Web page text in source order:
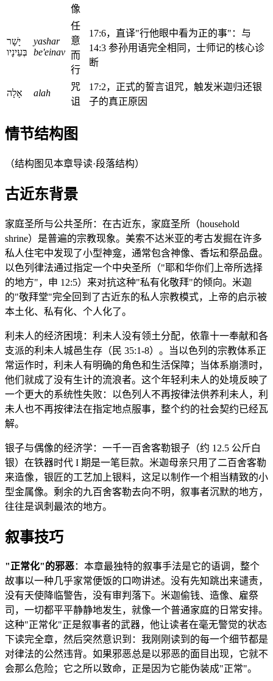
像
יָשָׁר
בְּעֵינָיו
yashar
be'einav
任
意
而
行
17:6，直译"行他眼中看为正的事"：与
14:3 参孙用语完全相同，士师记的核心诊
断
אָלָה alah
咒
诅
17:2，正式的誓言诅咒，触发米迦归还银
子的真正原因
情节结构图
（结构图见本章导读·段落结构）
古近东背景
家庭圣所与公共圣所：在古近东，家庭圣所（household
shrine）是普遍的宗教现象。美索不达米亚的考古发掘在许多
私人住宅中发现了小型神龛，通常包含神像、香坛和祭品盘。
以色列律法通过指定一个中央圣所（"耶和华你们上帝所选择
的地方"，申 12:5）来对抗这种"私有化敬拜"的倾向。米迦
的"敬拜堂"完全回到了古近东的私人宗教模式，上帝的启示被
本土化、私有化、个人化了。
利未人的经济困境：利未人没有领土分配，依靠十一奉献和各
支派的利未人城邑生存（民 35:1-8）。当以色列的宗教体系正
常运作时，利未人有明确的角色和生活保障；当体系崩溃时，
他们就成了没有生计的流浪者。这个年轻利未人的处境反映了
一个更大的系统性失败：以色列人不再按律法供养利未人，利
未人也不再按律法在指定地点服事，整个约的社会契约已经瓦
解。
银子与偶像的经济学：一千一百舍客勒银子（约 12.5 公斤白
银）在铁器时代 I 期是一笔巨款。米迦母亲只用了二百舍客勒
来造像，银匠的工艺加上银料，这足以制作一个相当精致的小
型金属像。剩余的九百舍客勒去向不明，叙事者沉默的地方，
往往是讽刺最浓的地方。
叙事技巧
"正常化"的邪恶：本章最独特的叙事手法是它的语调，整个
故事以一种几乎家常便饭的口吻讲述。没有先知跳出来谴责，
没有天使降临警告，没有审判落下。米迦偷钱、造像、雇祭
司，一切都平平静静地发生，就像一个普通家庭的日常安排。
这种"正常化"正是叙事者的武器，他让读者在毫无警觉的状态
下读完全章，然后突然意识到：我刚刚读到的每一个细节都是
对律法的公然违背。如果邪恶总是以邪恶的面目出现，它就不
会那么危险；它之所以致命，正是因为它能伪装成"正常"。